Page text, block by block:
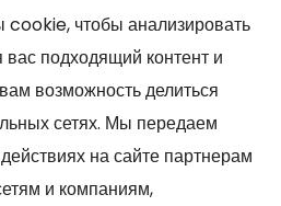
чтобы анализировать
подходящий контент и
возможность делиться
сетях. Мы передаем
на сайте партнерам
и компаниям,